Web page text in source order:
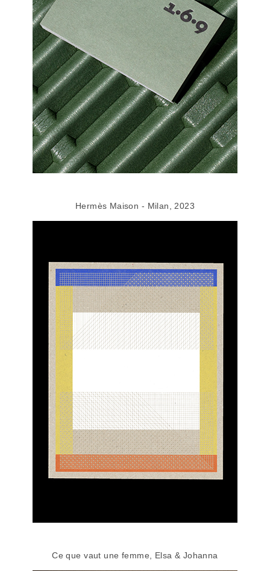
Hermès Maison - Milan, 2023
Ce que vaut une femme, Elsa & Johanna